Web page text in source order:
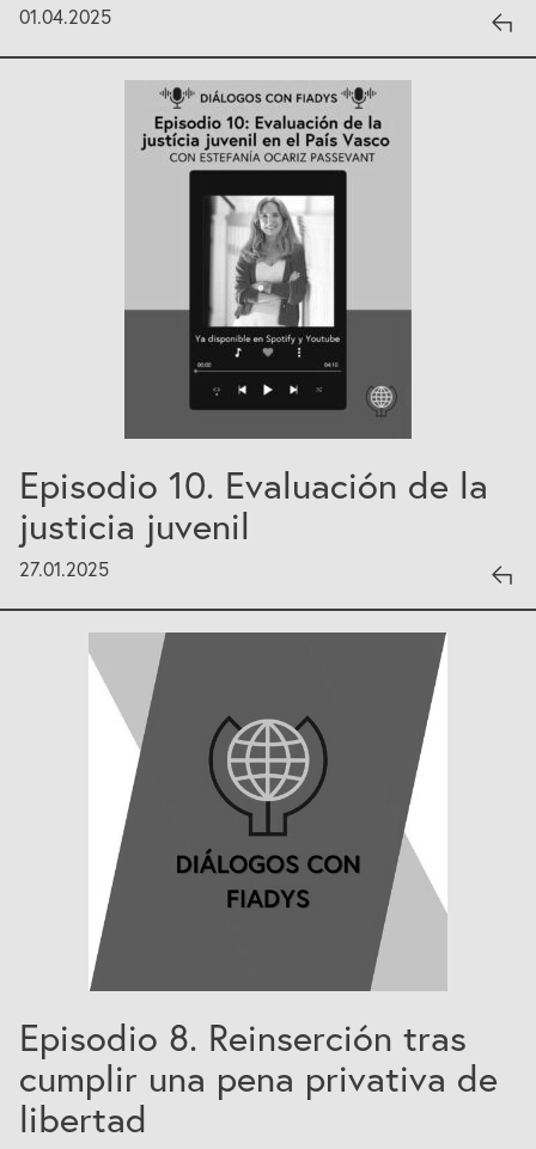
01.04.2025
Episodio 10. Evaluación de la
justicia juvenil
27.01.2025
Episodio 8. Reinserción tras
cumplir una pena privativa de
libertad